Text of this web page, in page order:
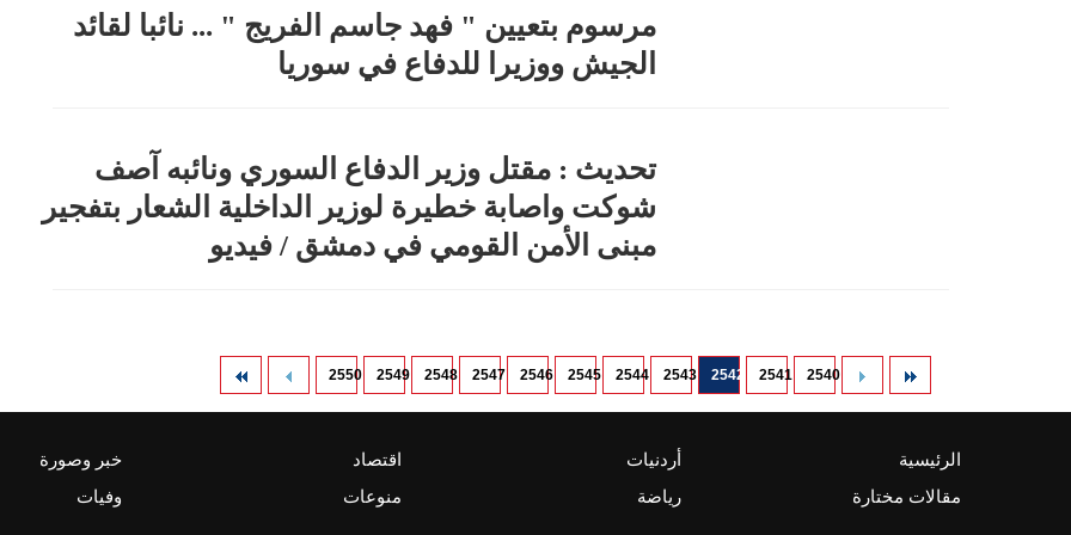
مرسوم بتعيين " فهد جاسم الفريج " ... نائبا لقائد
الجيش ووزيرا للدفاع في سوريا
تحديث : مقتل وزير الدفاع السوري ونائبه آصف
شوكت واصابة خطيرة لوزير الداخلية الشعار بتفجير
مبنى الأمن القومي في دمشق / فيديو
2540
2541
2542
2543
2544
2545
2546
2547
2548
2549
2550
الرئيسية أردنيات اقتصاد خبر وصورة
مقالات مختارة
رياضة منوعات وفيات